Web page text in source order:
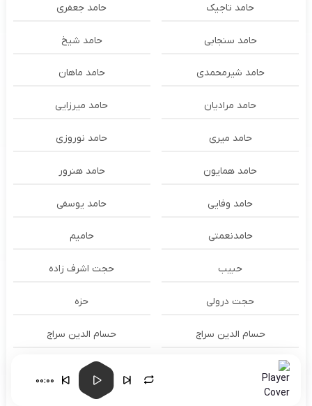
حامد تاجیک حامد جعفری
حامد سنجابی حامد شیخ
حامد شیرمحمدی حامد ماهان
حامد مرادیان حامد میرزایی
حامد میری حامد نوروزی
حامد همایون حامد هنرور
حامد وفایی حامد یوسفی
حامدنعمتی حامیم
حبیب حجت اشرف زاده
حجت درولی حزه
حسام الدين سراج حسام الدین سراج
حسام الدین موسوی و طهمورث حسام حیدری
حسام محبودی و محبوبه
00:00